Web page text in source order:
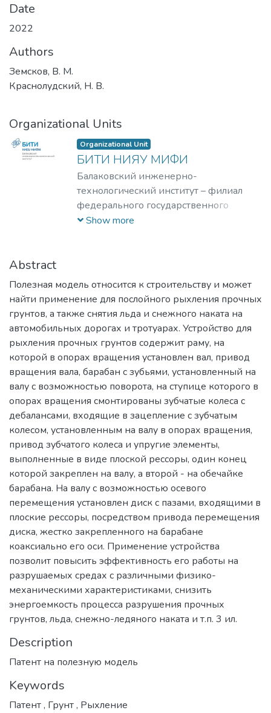
Date
2022
Authors
Земсков, В. М.
Краснолудский, Н. В.
Organizational Units
Organizational Unit
БИТИ НИЯУ МИФИ
Балаковский инженерно-
технологический институт – филиал
федерального государственного
автономного образовательного
Show more
Abstract
Полезная модель относится к строительству и может
найти применение для послойного рыхления прочных
грунтов, а также снятия льда и снежного наката на
автомобильных дорогах и тротуарах. Устройство для
рыхления прочных грунтов содержит раму, на
которой в опорах вращения установлен вал, привод
вращения вала, барабан с зубьями, установленный на
валу с возможностью поворота, на ступице которого в
опорах вращения смонтированы зубчатые колеса с
дебалансами, входящие в зацепление с зубчатым
колесом, установленным на валу в опорах вращения,
привод зубчатого колеса и упругие элементы,
выполненные в виде плоской рессоры, один конец
которой закреплен на валу, а второй - на обечайке
барабана. На валу с возможностью осевого
перемещения установлен диск с пазами, входящими в
плоские рессоры, посредством привода перемещения
диска, жестко закрепленного на барабане
коаксиально его оси. Применение устройства
позволит повысить эффективность его работы на
разрушаемых средах с различными физико-
механическими характеристиками, снизить
энергоемкость процесса разрушения прочных
грунтов, льда, снежно-ледяного наката и т.п. 3 ил.
Description
Патент на полезную модель
Keywords
Патент, Грунт, Рыхление